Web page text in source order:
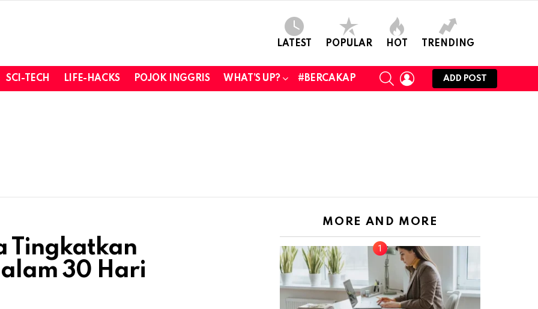
LATEST POPULAR HOT TRENDING
SCI-TECH LIFE-HACKS POJOK INGGRIS WHAT’S UP? #BERCAKAP
SEARCHLOGIN
ADD POST
Tingkatkan
30 Hari
MORE AND MORE